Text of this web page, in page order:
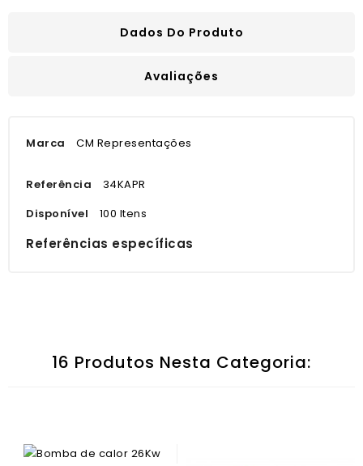
Dados Do Produto
Avaliações
Marca CM Representações
Referência
34KAPR
Disponível
100 Itens
Referências específicas
16 Produtos Nesta Categoria: